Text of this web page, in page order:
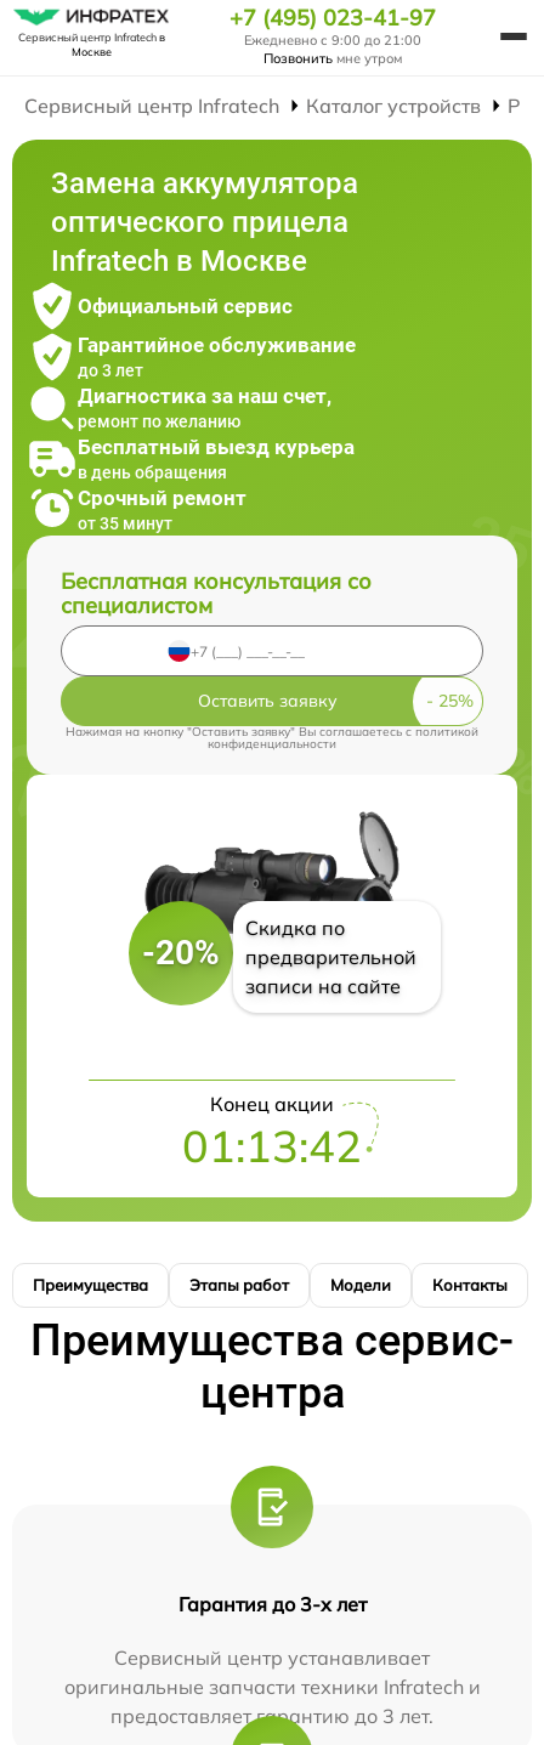
Сервисный центр Infratechв
Москве
+7 (495) 023-41-97
Ежедневно с 9:00 до 21:00
Позвонить мне утром
Сервисный центр Infratech Каталог устройств
Замена аккумулятора
оптического прицела
Infratech в Москве
Официальный сервис
Гарантийное обслуживание
до 3 лет
Диагностика за наш счет,
ремонт по желанию
Бесплатный выезд курьера
в день обращения
Срочный ремонт
от 35 минут
Бесплатная консультация со
специалистом
Оставить заявку
Нажимая на кнопку "Оставить заявку" Вы соглашаетесь cполитикой
конфиденциальности
-20%
Скидка по
предварительной
записи на сайте
Конец акции
01:13:41
Преимущества Этапы работ Модели Контакты
Преимущества сервис-
центра
Гарантия до 3-х лет
Сервисный центр устанавливает
оригинальные запчасти техники Infratech и
предоставляет гарантию до 3 лет.